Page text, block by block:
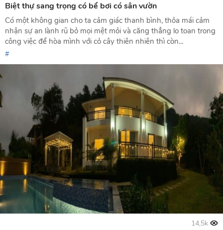
Biệt thự sang trọng có bể bơi có sân vườn
Có một không gian cho ta cảm giác thanh bình, thỏa mái cảm
nhận sự an lành rũ bỏ mọi mệt mỏi và căng thẳng lo toan trong
công việc để hòa mình với cỏ cây thiên nhiên thì còn...